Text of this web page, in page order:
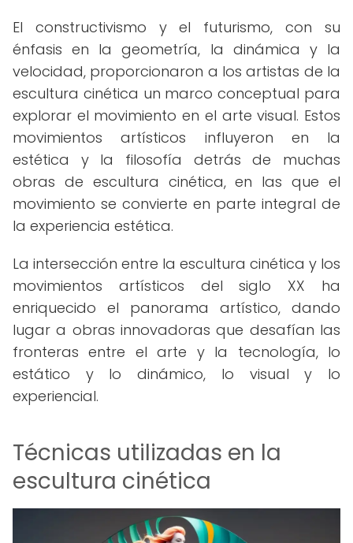
El constructivismo y el futurismo, con su
énfasis en la geometría, la dinámica y la
velocidad, proporcionaron a los artistas de la
escultura cinética un marco conceptual para
explorar el movimiento en el arte visual. Estos
movimientos artísticos influyeron en la
estética y la filosofía detrás de muchas
obras de escultura cinética, en las que el
movimiento se convierte en parte integral de
la experiencia estética.
La intersección entre la escultura cinética y los
movimientos artísticos del siglo XX ha
enriquecido el panorama artístico, dando
lugar a obras innovadoras que desafían las
fronteras entre el arte y la tecnología, lo
estático y lo dinámico, lo visual y lo
experiencial.
Técnicas utilizadas en la
escultura cinética